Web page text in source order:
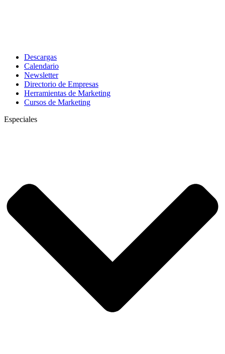
Descargas
Calendario
Newsletter
Directorio de Empresas
Herramientas de Marketing
Cursos de Marketing
Especiales